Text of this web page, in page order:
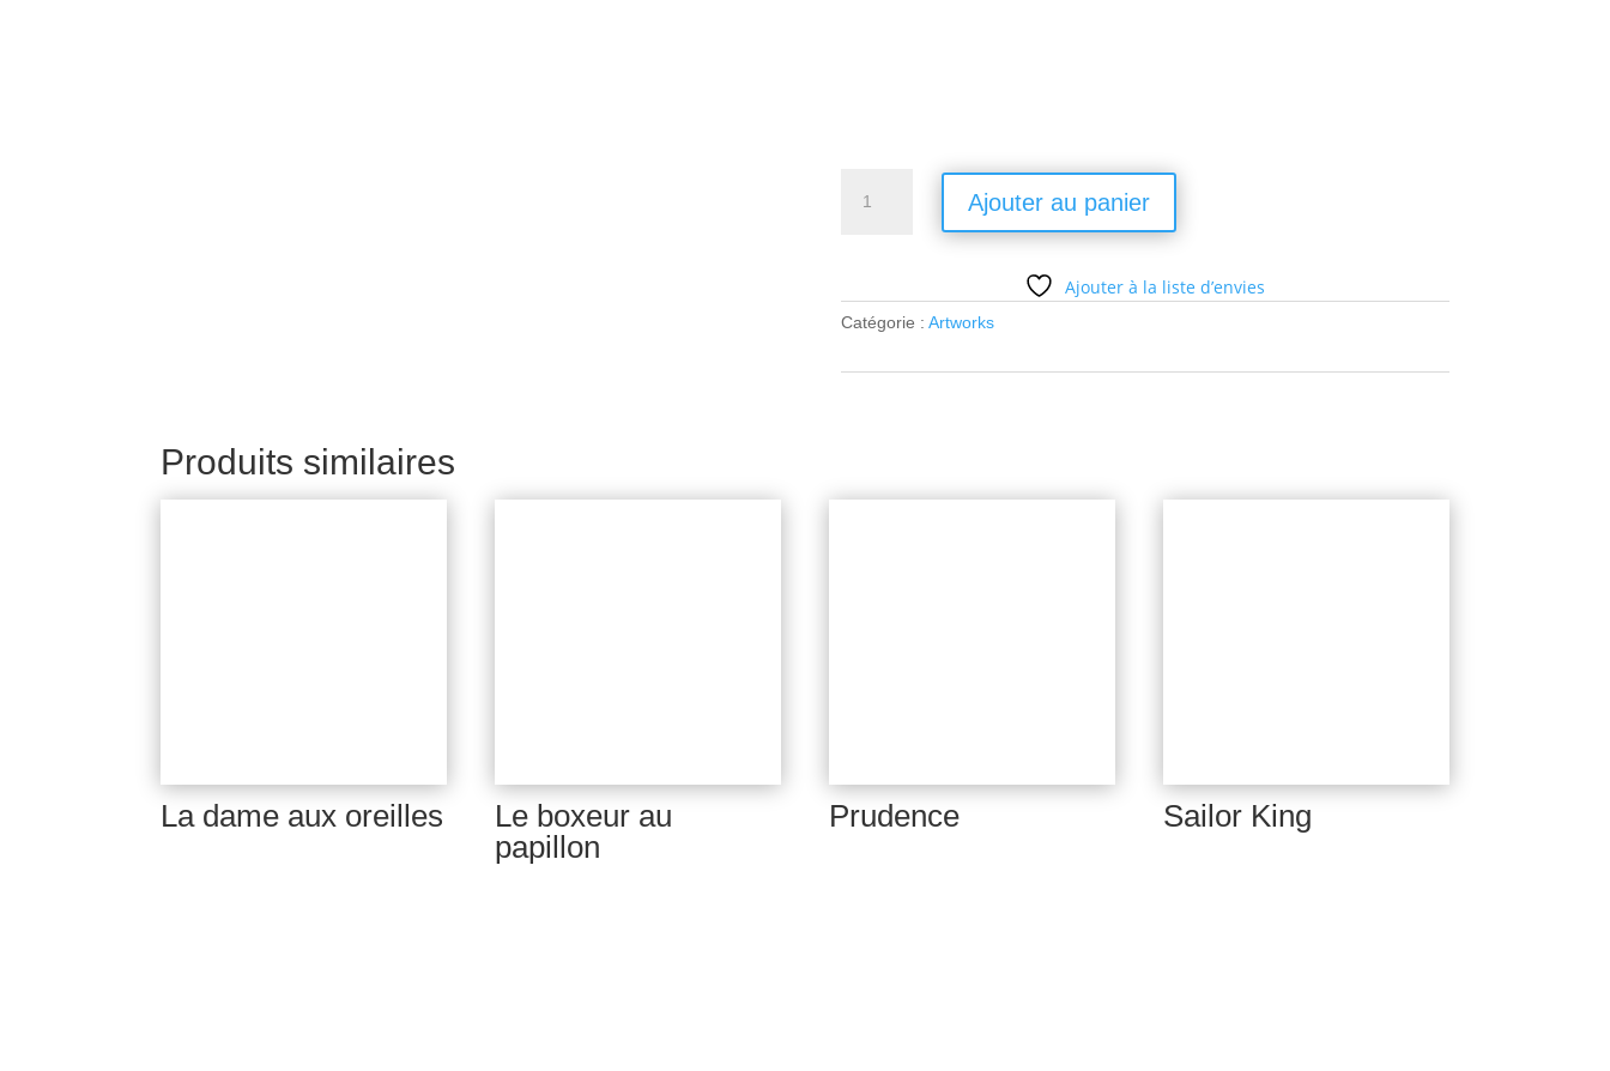
oreilles
Ajouter au panier
Ajouter à la liste d’envies
Catégorie : Artworks
Produits similaires
La dame aux oreilles
Le boxeur au
papillon
Prudence Sailor King